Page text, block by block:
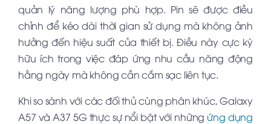
quản lý năng lượng phù hợp. Pin sẽ được điều
chỉnh để kéo dài thời gian sử dụng mà không ảnh
hưởng đến hiệu suất của thiết bị. Điều này cực kỳ
hữu ích trong việc đáp ứng nhu cầu năng động
hằng ngày mà không cần cắm sạc liên tục.
Khi so sánh với các đối thủ cùng phân khúc, Galaxy
A57 và A37 5G thực sự nổi bật với những ứng dụng